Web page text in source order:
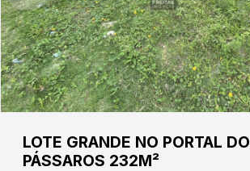
LOTE GRANDE NO PORTAL
PÁSSAROS 232M²